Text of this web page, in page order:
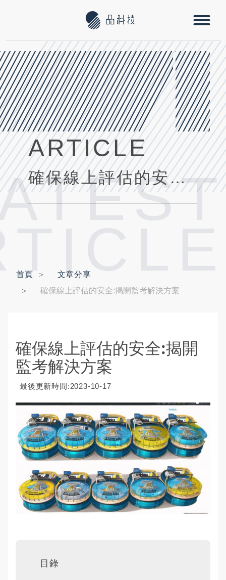
ARTICLE
確保線上評估的安全:揭開監考解決方案
首頁
文章分享
確保線上評估的安全:揭開監考解決方案
確保線上評估的安全:揭開
監考解決方案
最後更新時間:2023-10-17
目錄